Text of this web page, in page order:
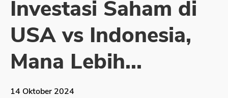
Sekuritas Saham
Bank Digital
Crypto
Assets Crypto
Investasi Saham di
USA vs Indonesia,
Mana Lebih...
14 Oktober 2024